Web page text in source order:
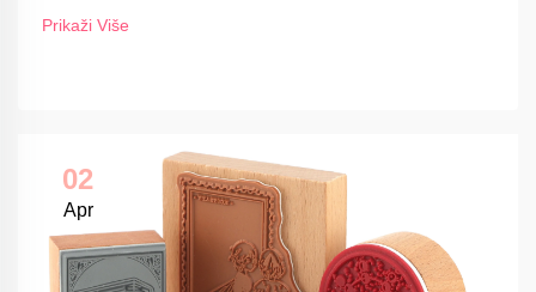
Prikaži Više
02
Apr